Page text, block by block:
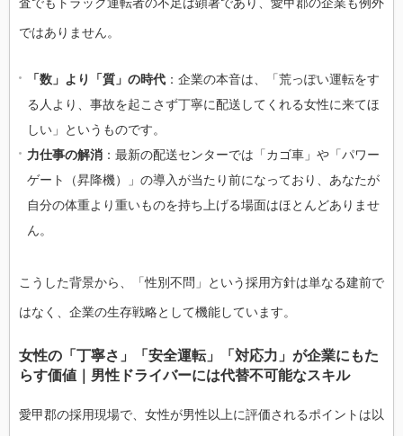
ではありません。
「数」より「質」の時代 ：企業の本音は、「荒っぽい運転をす
る人より、事故を起こさず丁寧に配送してくれる女性に来てほ
しい」というものです。
力仕事の解消 ：最新の配送センターでは「カゴ車」や「パワー
ゲート（昇降機）」の導入が当たり前になっており、あなたが
自分の体重より重いものを持ち上げる場面はほとんどありませ
ん。
こうした背景から、「性別不問」という採用方針は単なる建前で
はなく、企業の生存戦略として機能しています。
女性の「丁寧さ」「安全運転」「対応力」が企業にもた
らす価値｜男性ドライバーには代替不可能なスキル
愛甲郡の採用現場で、女性が男性以上に評価されるポイントは以